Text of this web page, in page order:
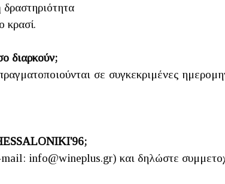
κρασί.
διαρκούν;
σε συγκεκριμένες
info@wineplus.gr) και δηλώστε